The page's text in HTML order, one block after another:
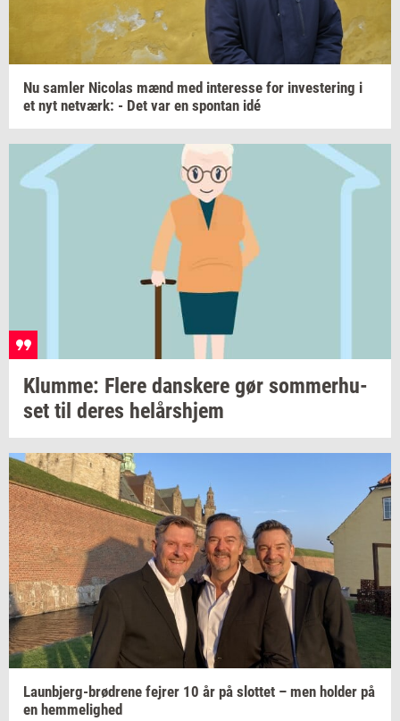
Nu sam­ler Ni­co­las mænd med in­ter­es­se for in­ve­ste­ring i
et nyt net­værk: - Det var en spon­tan idé
Klum­me: Flere dan­ske­re gør som­mer­hu­
set til deres helårs­hjem
Launbjerg-​brødrene fejrer 10 år på slot­tet – men hol­der på
en hem­me­lig­hed